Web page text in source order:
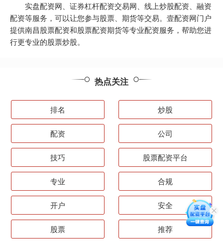
实盘配资网、证券杠杆配资交易网、线上炒股配资、融资
配资等服务，可以让您参与股票、期货等交易。壹配资网门户
提供南昌股票配资和股票配资期货等专业配资服务，帮助您进
行更专业的股票炒股。
热点关注
排名 炒股
配资 公司
技巧 股票配资平台
专业 合规
开户 安全
股票 推荐